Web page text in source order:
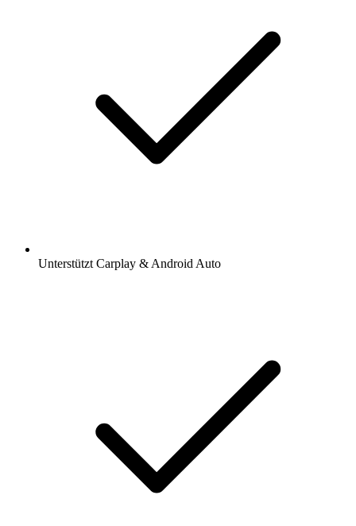
Unterstützt Carplay & Android Auto